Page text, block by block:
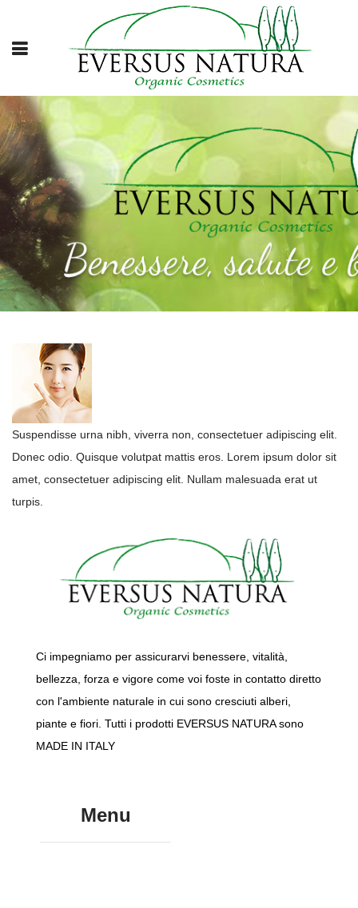
Suspendisse urna nibh, viverra non, consectetuer adipiscing elit.
Donec odio. Quisque volutpat mattis eros. Lorem ipsum dolor sit
amet, consectetuer adipiscing elit. Nullam malesuada erat ut
turpis.
Ci impegniamo per assicurarvi benessere, vitalità,
bellezza, forza e vigore come voi foste in contatto diretto
con l'ambiente naturale in cui sono cresciuti alberi,
piante e fiori. Tutti i prodotti EVERSUS NATURA sono
MADE IN ITALY
Menu